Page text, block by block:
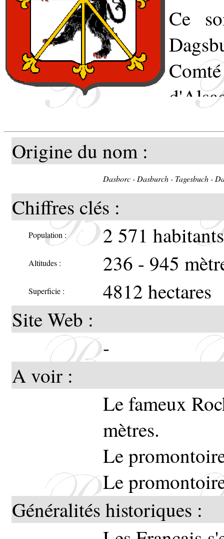
Ce
fille
union
IX.
du
sur
Origine du nom :
Dasborc - Dasburch - Tagesbuch -
Chiffres clés :
Population : 2 571
Altitudes : 236 - 945
Superficie :
4812 hectares
Site Web :
-
A voir :
Le fameux
mètres.
Le
Le
Généralités historiques :